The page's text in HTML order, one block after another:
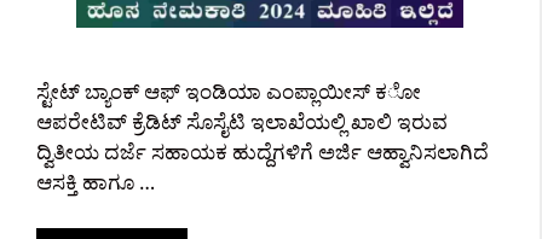
ಸ್ಟೇಟ್ ಬ್ಯಾಂಕ್ ಆಫ್ ಇಂಡಿಯಾ ಎಂಪ್ಲಾಯೀಸ್ ಕೋ
ಆಪರೇಟಿವ್ ಕ್ರೆಡಿಟ್ ಸೊಸೈಟಿ ಇಲಾಖೆಯಲ್ಲಿ ಖಾಲಿ ಇರುವ
ದ್ವಿತೀಯ ದರ್ಜೆ ಸಹಾಯಕ ಹುದ್ದೆಗಳಿಗೆ ಅರ್ಜಿ ಆಹ್ವಾನಿಸಲಾಗಿದೆ
ಆಸಕ್ತಿ ಹಾಗೂ …